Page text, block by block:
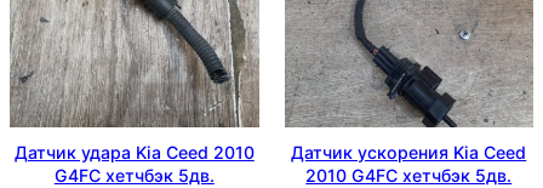
Датчик удара Kia Ceed 2010
G4FC хетчбэк 5дв.
Датчик ускорения Kia Ceed
2010 G4FC хетчбэк 5дв.